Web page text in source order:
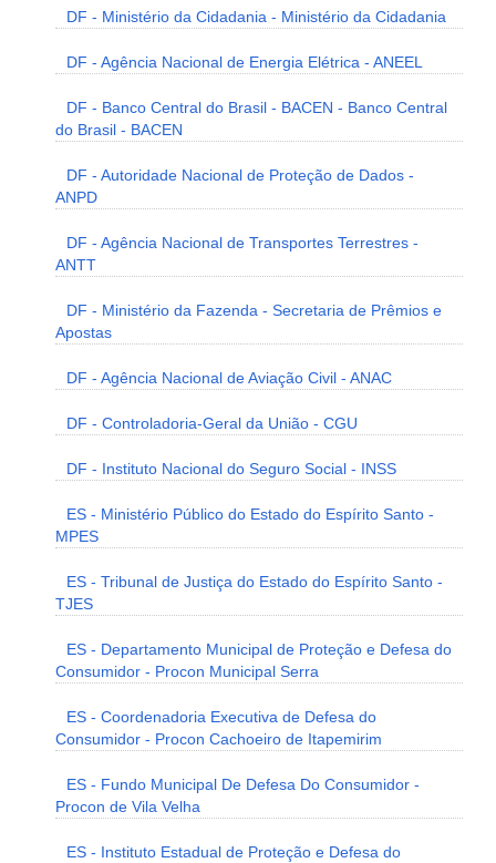
DF - Ministério da Cidadania - Ministério da Cidadania
DF - Agência Nacional de Energia Elétrica - ANEEL
DF - Banco Central do Brasil - BACEN - Banco Central
do Brasil - BACEN
DF - Autoridade Nacional de Proteção de Dados -
ANPD
DF - Agência Nacional de Transportes Terrestres -
ANTT
DF - Ministério da Fazenda - Secretaria de Prêmios e
Apostas
DF - Agência Nacional de Aviação Civil - ANAC
DF - Controladoria-Geral da União - CGU
DF - Instituto Nacional do Seguro Social - INSS
ES - Ministério Público do Estado do Espírito Santo -
MPES
ES - Tribunal de Justiça do Estado do Espírito Santo -
TJES
ES - Departamento Municipal de Proteção e Defesa do
Consumidor - Procon Municipal Serra
ES - Coordenadoria Executiva de Defesa do
Consumidor - Procon Cachoeiro de Itapemirim
ES - Fundo Municipal De Defesa Do Consumidor -
Procon de Vila Velha
ES - Instituto Estadual de Proteção e Defesa do